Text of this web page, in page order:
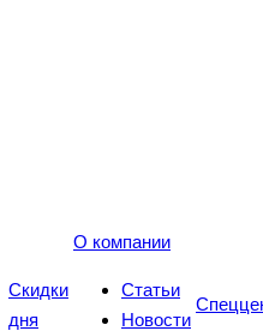
Скидки
дня
О компании
Статьи
Новости